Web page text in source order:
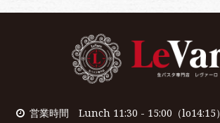
営業時間 Lunch 11:30 - 15:00（lo14:15）